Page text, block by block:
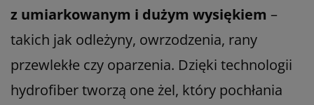
z umiarkowanym i dużym wysiękiem –
takich jak odleżyny, owrzodzenia, rany
przewlekłe czy oparzenia. Dzięki technologii
hydrofiber tworzą one żel, który pochłania